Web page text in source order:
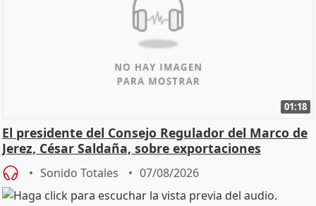
01:18
El presidente del Consejo Regulador del Marco de
Jerez, César Saldaña, sobre exportaciones
Sonido Totales 07/08/2026